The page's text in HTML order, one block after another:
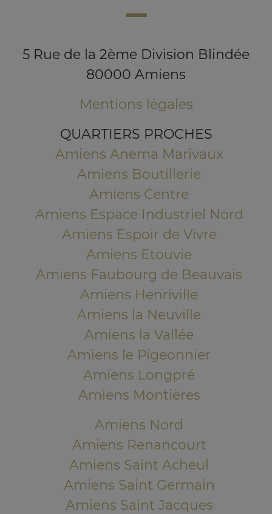
5 Rue de la 2ème Division Blindée
80000 Amiens
Mentions légales
QUARTIERS PROCHES
Amiens Anema Marivaux
Amiens Boutillerie
Amiens Centre
Amiens Espace Industriel Nord
Amiens Espoir de Vivre
Amiens Etouvie
Amiens Faubourg de Beauvais
Amiens Henriville
Amiens la Neuville
Amiens la Vallée
Amiens le Pigeonnier
Amiens Longpré
Amiens Montières
Amiens Nord
Amiens Renancourt
Amiens Saint Acheul
Amiens Saint Germain
Amiens Saint Jacques